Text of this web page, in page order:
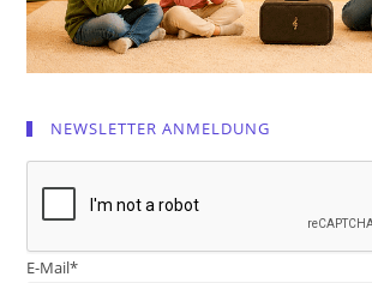
NEWSLETTER ANMELDUNG
E-Mail*